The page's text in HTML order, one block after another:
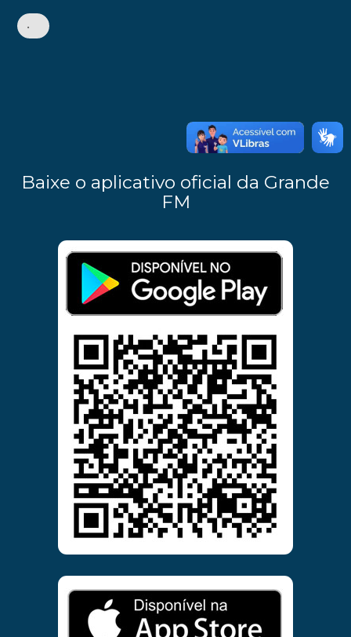
•
Baixe o aplicativo oficial da Grande
FM